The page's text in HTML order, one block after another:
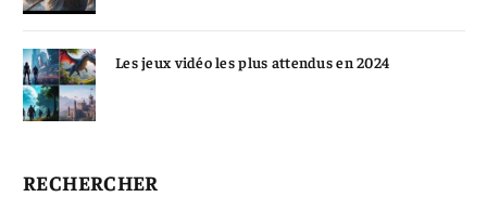
Les jeux vidéo les plus attendus en 2024
RECHERCHER